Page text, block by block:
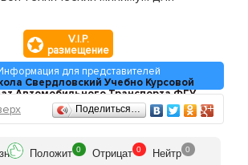
V.I.P.
размещение
для представителей
Свердловский Учебно Курсовой
Автомобильного Транспорта ФГУ
Поделиться…
Положит 0 Отрицат 0 Нейтр 0